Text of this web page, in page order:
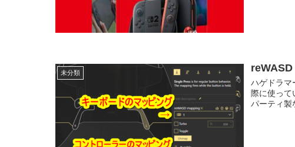
未分類
ハゲドラマ
際に使って
パーティ製